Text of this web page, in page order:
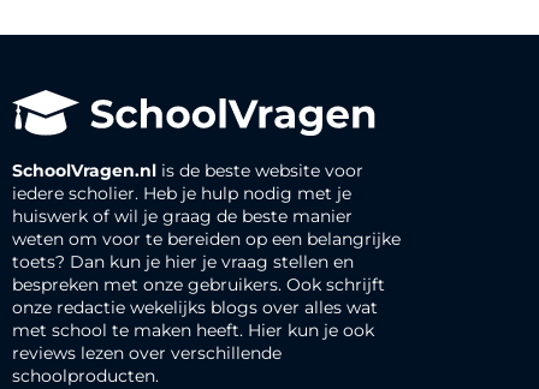
SchoolVragen.nl is de beste website voor
iedere scholier. Heb je hulp nodig met je
huiswerk of wil je graag de beste manier
weten om voor te bereiden op een belangrijke
toets? Dan kun je hier je vraag stellen en
bespreken met onze gebruikers. Ook schrijft
onze redactie wekelijks blogs over alles wat
met school te maken heeft. Hier kun je ook
reviews lezen over verschillende
schoolproducten.